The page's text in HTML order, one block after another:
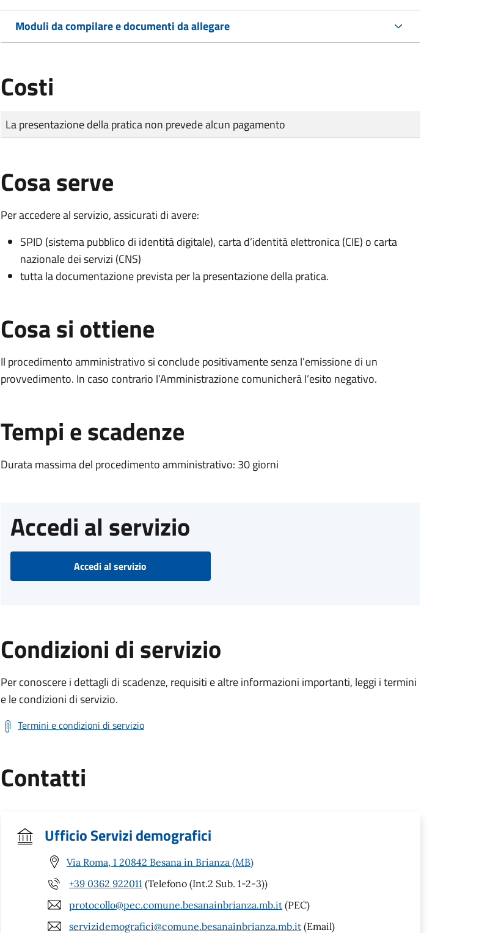
Moduli da compilare e documenti da allegare
Costi
Tipo di pagamento
Importo
La presentazione della pratica non prevede alcun pagamento
Cosa serve
Per accedere al servizio, assicurati di avere:
SPID (sistema pubblico di identità digitale), carta d’identità elettronica (CIE) o carta
nazionale dei servizi (CNS)
tutta la documentazione prevista per la presentazione della pratica.
Cosa si ottiene
Il procedimento amministrativo si conclude positivamente senza l’emissione di un
provvedimento. In caso contrario l’Amministrazione comunicherà l’esito negativo.
Tempi e scadenze
Durata massima del procedimento amministrativo: 30 giorni
Accedi al servizio
Accedi al servizio
Condizioni di servizio
Per conoscere i dettagli di scadenze, requisiti e altre informazioni importanti, leggi i termini
e le condizioni di servizio.
Termini e condizioni di servizio
Contatti
Ufficio Servizi demografici
Via Roma, 1 20842 Besana in Brianza (MB)
+39 0362 922011 (Telefono (Int.2 Sub. 1-2-3))
protocollo@pec.comune.besanainbrianza.mb.it (PEC)
servizidemografici@comune.besanainbrianza.mb.it (Email)